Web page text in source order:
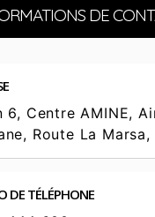
DE
6, Centre AMINE,
Route La Marsa,
DE TÉLÉPHONE